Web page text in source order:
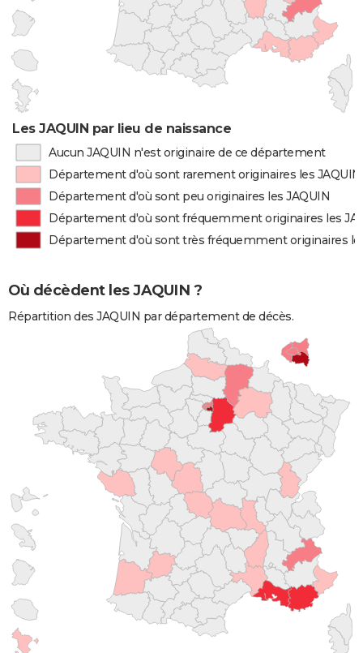
Les JAQUIN par lieu de naissance
Aucun JAQUIN n'est originaire de ce département
Département d'où sont rarement originaires les JAQUIN
Département d'où sont peu originaires les JAQUIN
Département d'où sont fréquemment originaires les
Département d'où sont très fréquemment originaires
Où décèdent les JAQUIN ?
Répartition des JAQUIN par département de décès.